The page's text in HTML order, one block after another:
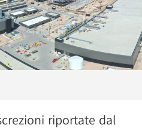
riportate dal